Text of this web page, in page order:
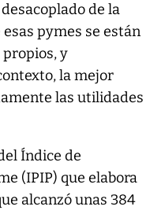
de la
pymes se están
y
la mejor
las utilidades
Índice de
(IPIP) que elabora
alcanzó unas 384